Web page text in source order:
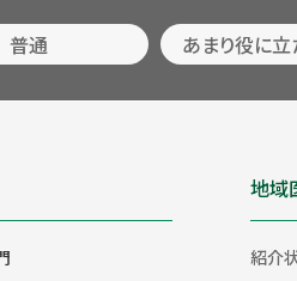
普通 あまり役に立
地域
紹介